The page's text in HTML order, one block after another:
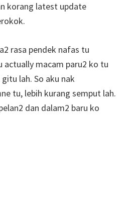
korang latest update
rasa pendek nafas tu
actually macam paru2 ko tu
lah. So aku nak
tu, lebih kurang semput lah.
dan dalam2 baru ko